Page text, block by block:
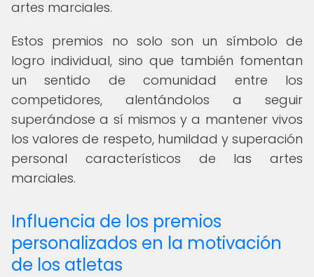
artes marciales.
Estos premios no solo son un símbolo de
logro individual, sino que también fomentan
un sentido de comunidad entre los
competidores, alentándolos a seguir
superándose a sí mismos y a mantener vivos
los valores de respeto, humildad y superación
personal característicos de las artes
marciales.
Influencia de los premios
personalizados en la motivación
de los atletas